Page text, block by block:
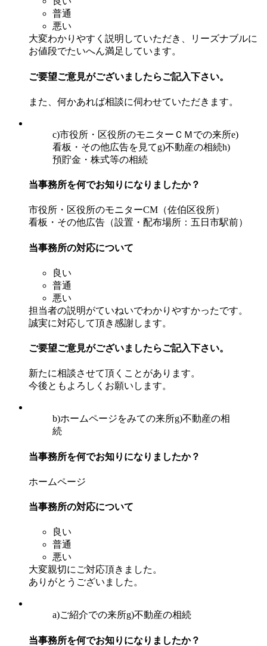
普通
悪い
大変わかりやすく説明していただき、リーズナブルに
お値段でたいへん満足しています。
ご要望ご意見がございましたらご記入下さい。
また、何かあれば相談に伺わせていただきます。
c)市役所・区役所のモニターＣＭでの来所e)
看板・その他広告を見てg)不動産の相続h)
預貯金・株式等の相続
当事務所を何でお知りになりましたか？
市役所・区役所のモニターCM（佐伯区役所）
看板・その他広告（設置・配布場所：五日市駅前）
当事務所の対応について
良い
普通
悪い
担当者の説明がていねいでわかりやすかったです。
誠実に対応して頂き感謝します。
ご要望ご意見がございましたらご記入下さい。
新たに相談させて頂くことがあります。
今後ともよろしくお願いします。
b)ホームページをみての来所g)不動産の相
続
当事務所を何でお知りになりましたか？
ホームページ
当事務所の対応について
良い
普通
悪い
大変親切にご対応頂きました。
ありがとうございました。
a)ご紹介での来所g)不動産の相続
当事務所を何でお知りになりましたか？